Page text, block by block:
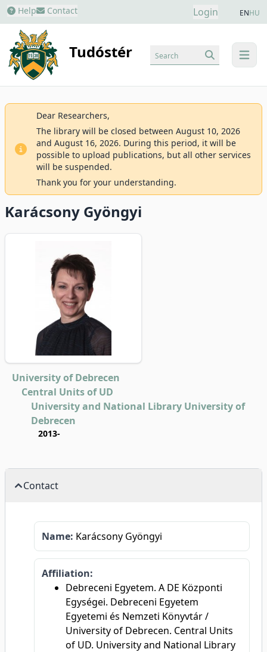
Help Contact Login ENHU
Tudóstér menu
Search
Dear Researchers,
The library will be closed between August 10, 2026
and August 16, 2026. During this period, it will be
possible to upload publications, but all other services
will be suspended.
Thank you for your understanding.
Karácsony Gyöngyi
University of Debrecen
Central Units of UD
University and National Library University of
Debrecen
2013-
Contact
Name: Karácsony Gyöngyi
Affiliation:
Debreceni Egyetem. A DE Központi
Egységei. Debreceni Egyetem
Egyetemi és Nemzeti Könyvtár /
University of Debrecen. Central Units
of UD. University and National Library